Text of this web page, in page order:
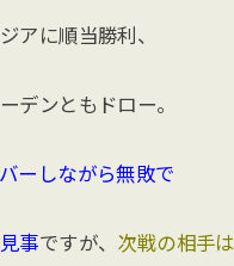
アに順当勝利、
デンともドロー。
ーしながら無敗で
事ですが、 次戦の相手は